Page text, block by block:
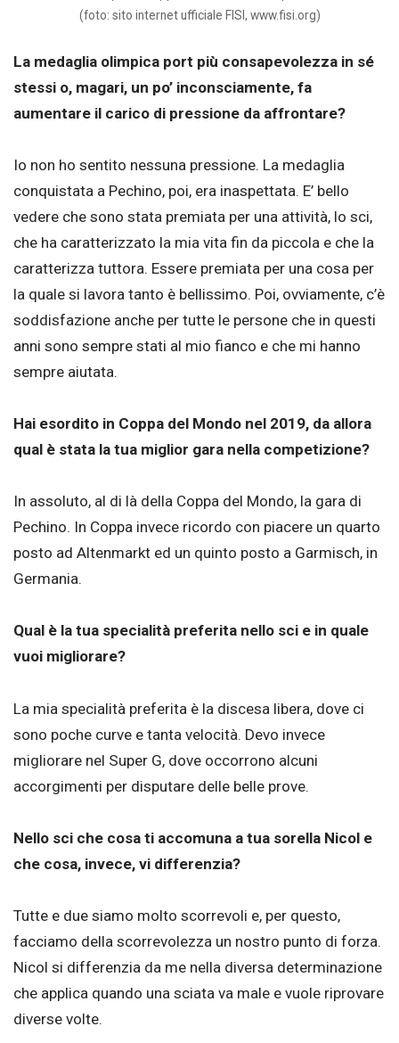
(foto: sito internet ufficiale FISI, www.fisi.org)
La medaglia olimpica port più consapevolezza in sé
stessi o, magari, un po’ inconsciamente, fa
aumentare il carico di pressione da affrontare?
Io non ho sentito nessuna pressione. La medaglia
conquistata a Pechino, poi, era inaspettata. E’ bello
vedere che sono stata premiata per una attività, lo sci,
che ha caratterizzato la mia vita fin da piccola e che la
caratterizza tuttora. Essere premiata per una cosa per
la quale si lavora tanto è bellissimo. Poi, ovviamente, c’è
soddisfazione anche per tutte le persone che in questi
anni sono sempre stati al mio fianco e che mi hanno
sempre aiutata.
Hai esordito in Coppa del Mondo nel 2019, da allora
qual è stata la tua miglior gara nella competizione?
In assoluto, al di là della Coppa del Mondo, la gara di
Pechino. In Coppa invece ricordo con piacere un quarto
posto ad Altenmarkt ed un quinto posto a Garmisch, in
Germania.
Qual è la tua specialità preferita nello sci e in quale
vuoi migliorare?
La mia specialità preferita è la discesa libera, dove ci
sono poche curve e tanta velocità. Devo invece
migliorare nel Super G, dove occorrono alcuni
accorgimenti per disputare delle belle prove.
Nello sci che cosa ti accomuna a tua sorella Nicol e
che cosa, invece, vi differenzia?
Tutte e due siamo molto scorrevoli e, per questo,
facciamo della scorrevolezza un nostro punto di forza.
Nicol si differenzia da me nella diversa determinazione
che applica quando una sciata va male e vuole riprovare
diverse volte.